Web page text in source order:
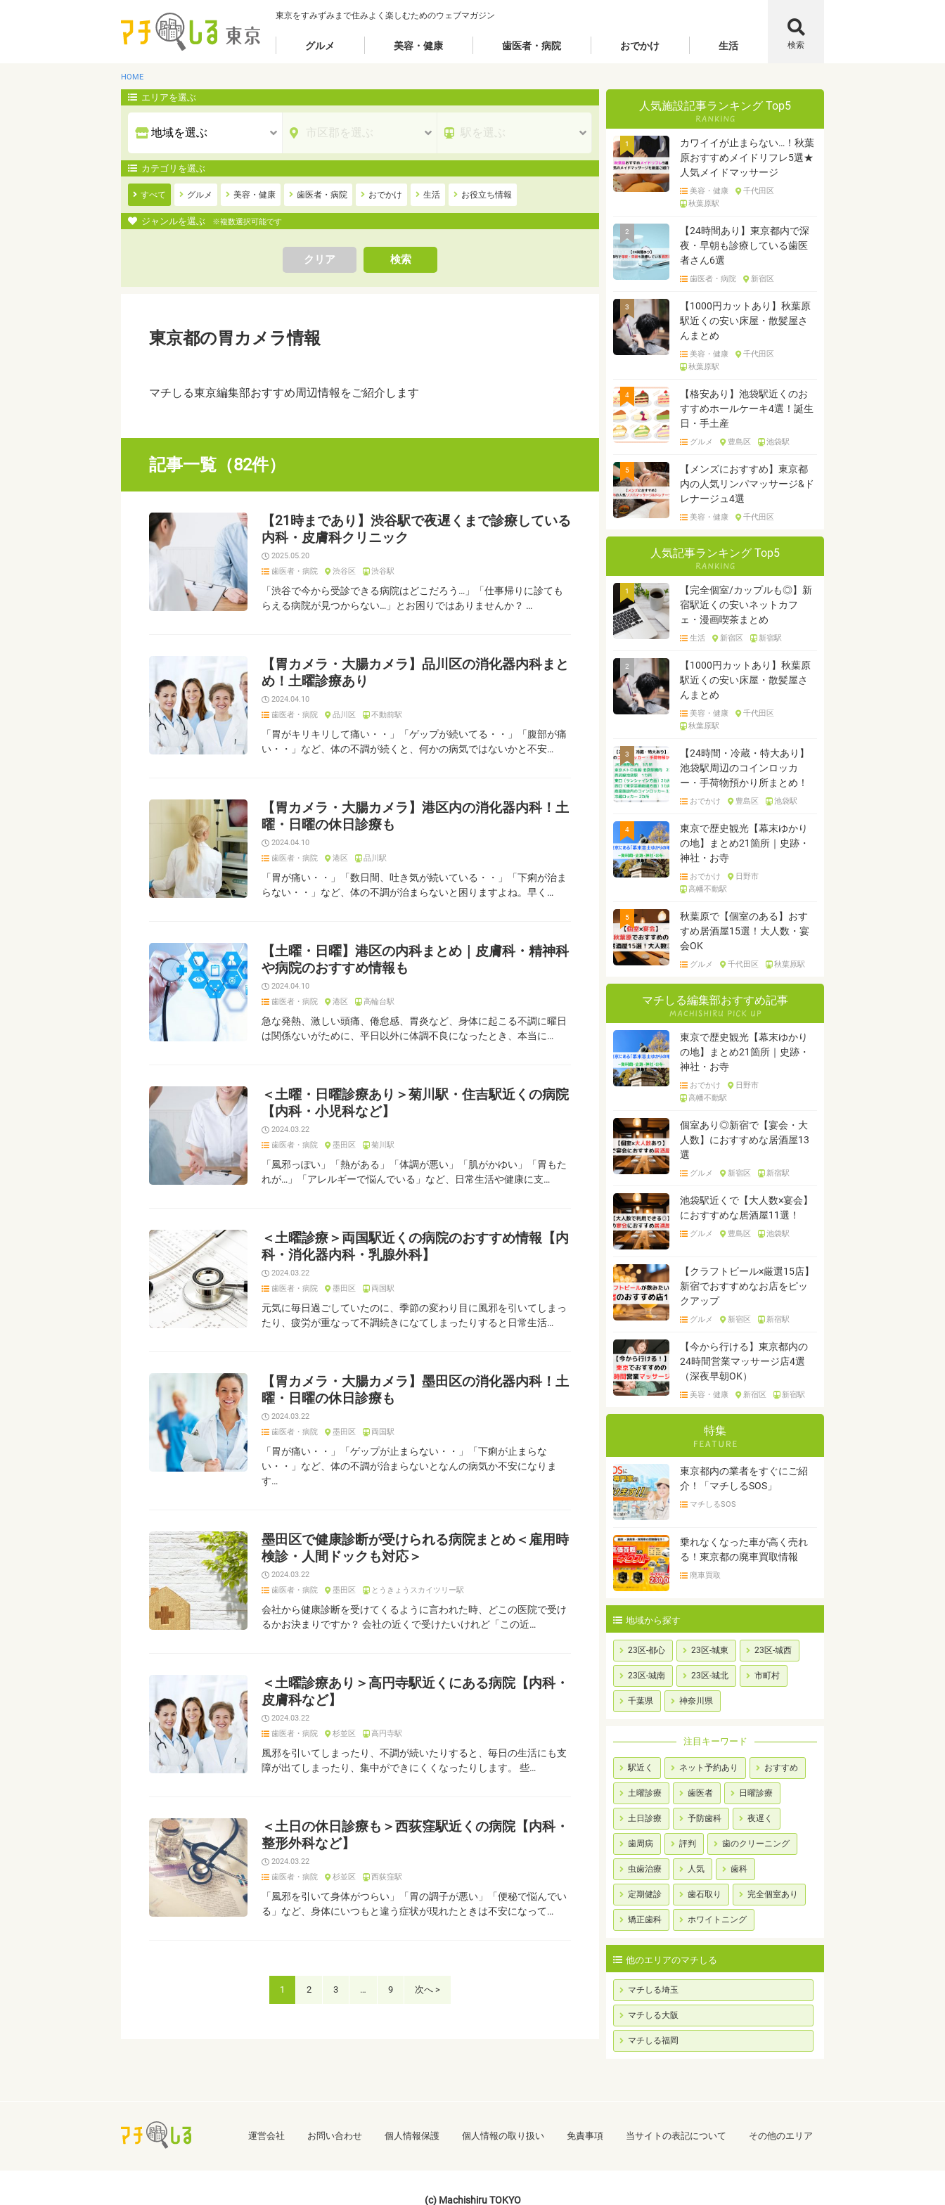
東京をすみずみまで住みよく楽しむためのウェブマガジン
グルメ 美容・健康 歯医者・病院 おでかけ 生活 検索
HOME
エリアを選ぶ
カテゴリを選ぶ
すべて グルメ 美容・健康 歯医者・病院 おでかけ 生活 お役立ち情報
ジャンルを選ぶ ※複数選択可能です
クリア 検索
東京都の胃カメラ情報
マチしる東京編集部おすすめ周辺情報をご紹介します
記事一覧（82件）
【21時まであり】渋谷駅で夜遅くまで診療している
内科・皮膚科クリニック
2025.05.20
歯医者・病院
渋谷区 渋谷駅
「渋谷で今から受診できる病院はどこだろう…」「仕事帰りに診ても
らえる病院が見つからない…」とお困りではありませんか？ …
【胃カメラ・大腸カメラ】品川区の消化器内科まと
め！土曜診療あり
2024.04.10
歯医者・病院
品川区 不動前駅
「胃がキリキリして痛い・・」「ゲップが続いてる・・」「腹部が痛
い・・」など、体の不調が続くと、何かの病気ではないかと不安…
【胃カメラ・大腸カメラ】港区内の消化器内科！土
曜・日曜の休日診療も
2024.04.10
歯医者・病院
港区 品川駅
「胃が痛い・・」「数日間、吐き気が続いている・・」「下痢が治ま
らない・・」など、体の不調が治まらないと困りますよね。早く…
【土曜・日曜】港区の内科まとめ｜皮膚科・精神科
や病院のおすすめ情報も
2024.04.10
歯医者・病院
港区 高輪台駅
急な発熱、激しい頭痛、倦怠感、胃炎など、身体に起こる不調に曜日
は関係ないがために、平日以外に体調不良になったとき、本当に…
＜土曜・日曜診療あり＞菊川駅・住吉駅近くの病院
【内科・小児科など】
2024.03.22
歯医者・病院
墨田区 菊川駅
「風邪っぽい」「熱がある」「体調が悪い」「肌がかゆい」「胃もた
れが…」「アレルギーで悩んでいる」など、日常生活や健康に支…
＜土曜診療＞両国駅近くの病院のおすすめ情報【内
科・消化器内科・乳腺外科】
2024.03.22
歯医者・病院
墨田区 両国駅
元気に毎日過ごしていたのに、季節の変わり目に風邪を引いてしまっ
たり、疲労が重なって不調続きになてしまったりすると日常生活…
【胃カメラ・大腸カメラ】墨田区の消化器内科！土
曜・日曜の休日診療も
2024.03.22
歯医者・病院
墨田区 両国駅
「胃が痛い・・」「ゲップが止まらない・・」「下痢が止まらな
い・・」など、体の不調が治まらないとなんの病気か不安になりま
す…
墨田区で健康診断が受けられる病院まとめ＜雇用時
検診・人間ドックも対応＞
2024.03.22
歯医者・病院
墨田区 とうきょうスカイツリー駅
会社から健康診断を受けてくるように言われた時、どこの医院で受け
るかお決まりですか？ 会社の近くで受けたいけれど「この近…
＜土曜診療あり＞高円寺駅近くにある病院【内科・
皮膚科など】
2024.03.22
歯医者・病院
杉並区 高円寺駅
風邪を引いてしまったり、不調が続いたりすると、毎日の生活にも支
障が出てしまったり、集中ができにくくなったりします。 些…
＜土日の休日診療も＞西荻窪駅近くの病院【内科・
整形外科など】
2024.03.22
歯医者・病院
杉並区 西荻窪駅
「風邪を引いて身体がつらい」「胃の調子が悪い」「便秘で悩んでい
る」など、身体にいつもと違う症状が現れたときは不安になって…
1 2 3 … 9 次へ >
人気施設記事ランキング Top5
1
カワイイが止まらない…！秋葉
原おすすめメイドリフレ5選★
人気メイドマッサージ
美容・健康
千代田区
秋葉原駅
2
【24時間あり】東京都内で深
夜・早朝も診療している歯医
者さん6選
歯医者・病院 新宿区
3
【1000円カットあり】秋葉原
駅近くの安い床屋・散髪屋さ
んまとめ
美容・健康
千代田区
秋葉原駅
4
【格安あり】池袋駅近くのお
すすめホールケーキ4選！誕生
日・手土産
グルメ 豊島区 池袋駅
5
【メンズにおすすめ】東京都
内の人気リンパマッサージ&ド
レナージュ4選
美容・健康 千代田区
人気記事ランキング Top5
1
【完全個室/カップルも◎】新
宿駅近くの安いネットカフ
ェ・漫画喫茶まとめ
生活 新宿区 新宿駅
2
【1000円カットあり】秋葉原
駅近くの安い床屋・散髪屋さ
んまとめ
美容・健康
千代田区
秋葉原駅
3
【24時間・冷蔵・特大あり】
池袋駅周辺のコインロッカ
ー・手荷物預かり所まとめ！
おでかけ 豊島区 池袋駅
4
東京で歴史観光【幕末ゆかり
の地】まとめ21箇所｜史跡・
神社・お寺
おでかけ
日野市
高幡不動駅
5
秋葉原で【個室のある】おす
すめ居酒屋15選！大人数・宴
会OK
グルメ 千代田区 秋葉原駅
マチしる編集部おすすめ記事
東京で歴史観光【幕末ゆかり
の地】まとめ21箇所｜史跡・
神社・お寺
おでかけ
日野市
高幡不動駅
個室あり◎新宿で【宴会・大
人数】におすすめな居酒屋13
選
グルメ 新宿区 新宿駅
池袋駅近くで【大人数×宴会】
におすすめな居酒屋11選！
グルメ 豊島区 池袋駅
【クラフトビール×厳選15店】
新宿でおすすめなお店をピッ
クアップ
グルメ 新宿区 新宿駅
【今から行ける】東京都内の
24時間営業マッサージ店4選
（深夜早朝OK）
美容・健康 新宿区 新宿駅
特集
東京都内の業者をすぐにご紹
介！「マチしるSOS」
マチしるSOS
乗れなくなった車が高く売れ
る！東京都の廃車買取情報
廃車買取
地域から探す
23区-都心 23区-城東 23区-城西
23区-城南 23区-城北 市町村
千葉県 神奈川県
注目キーワード
駅近く ネット予約あり おすすめ
土曜診療 歯医者 日曜診療
土日診療 予防歯科 夜遅く
歯周病 評判 歯のクリーニング
虫歯治療 人気 歯科
定期健診 歯石取り 完全個室あり
矯正歯科 ホワイトニング
他のエリアのマチしる
マチしる埼玉
マチしる大阪
マチしる福岡
運営会社 お問い合わせ 個人情報保護 個人情報の取り扱い 免責事項 当サイトの表記について その他のエリア
(c) Machishiru TOKYO